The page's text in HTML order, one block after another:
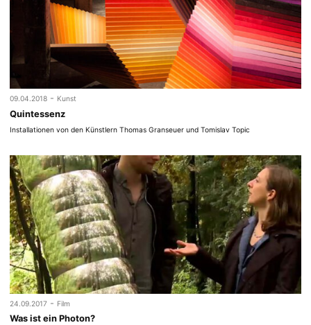
09.04.2018 - Kunst
Quintessenz
Installationen von den Künstlern Thomas Granseuer und Tomislav Topic
24.09.2017 - Film
Was ist ein Photon?